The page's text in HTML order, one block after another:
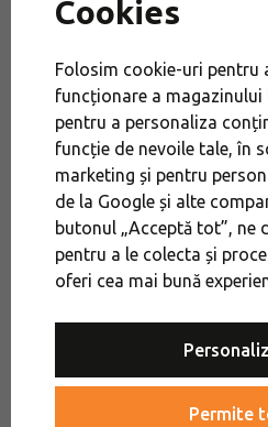
Brandul suedez LIGHT MY
1995. Fondatorul său,
mai întâi cu producția de
extins în curând oferta
bunuri precum vase de
articole și accesorii mici
în natură.
Produse
Cookies
Folosim cookie-uri pentru
funcționare a magazinului
pentru a personaliza
funcție de nevoile tale, în
marketing și pentru
de la Google și alte
butonul „Acceptă tot”, ne
pentru a le colecta și
oferi cea mai bună
Permite